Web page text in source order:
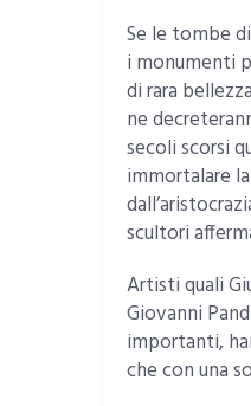
Se le tombe
i monumenti
di rara
ne
secoli scorsi
immortalare
scultori
Artisti quali
Giovanni
importanti,
che con una